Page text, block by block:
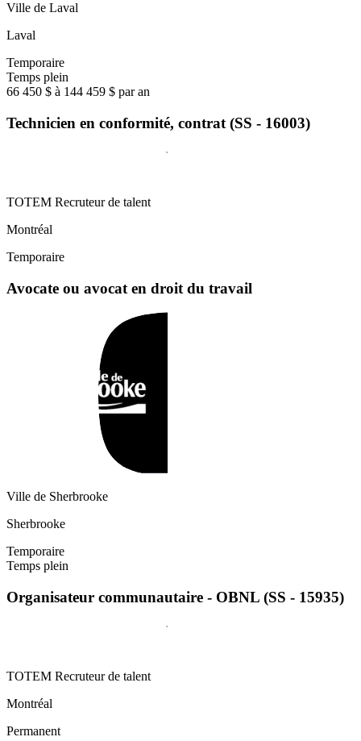
Ville de Laval
Laval
Temporaire
Temps plein
66 450 $ à 144 459 $ par an
Technicien en conformité, contrat (SS - 16003)
TOTEM Recruteur de talent
Montréal
Temporaire
Avocate ou avocat en droit du travail
Ville de Sherbrooke
Sherbrooke
Temporaire
Temps plein
Organisateur communautaire - OBNL (SS - 15935)
TOTEM Recruteur de talent
Montréal
Permanent